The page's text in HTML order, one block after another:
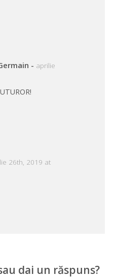
- aprilie
26th, 2019 at
dai un răspuns?